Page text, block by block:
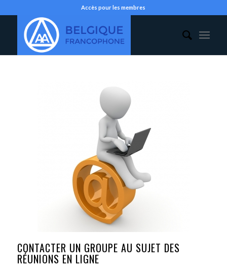
Accès pour les membres
CONTACTER UN GROUPE AU SUJET DES
RÉUNIONS EN LIGNE